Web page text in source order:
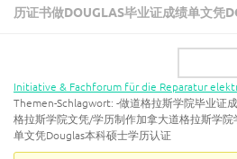
历证书做DOUGLAS毕业证成绩单文凭
Initiative & Fachforum für die Reparatur
Themen-Schlagwort: -做道格拉斯学院毕业证
格拉斯学院文凭/学历制作加拿大道格拉斯学
单文凭Douglas本科硕士学历认证